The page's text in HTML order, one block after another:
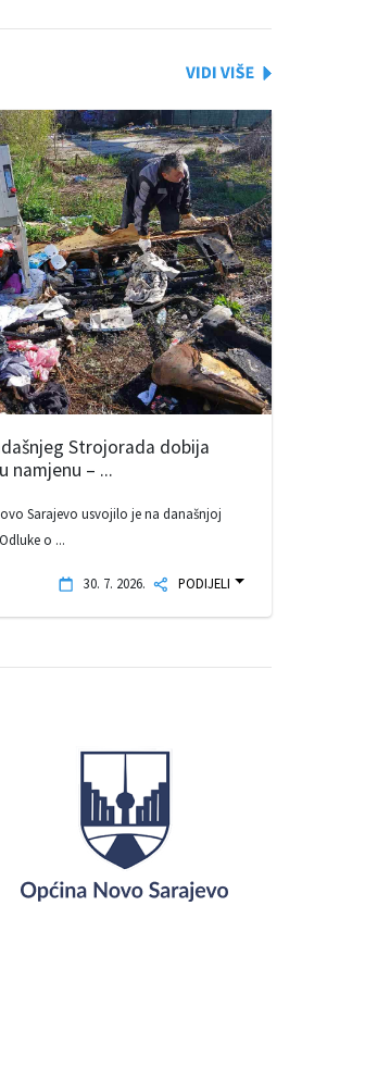
Strojorada dobija
namjenu – ...
Sarajevo usvojilo je na današnjoj
o ...
30. 7. 2026. PODIJELI